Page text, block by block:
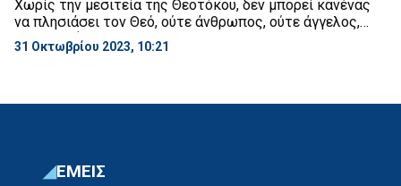
Χωρίς την μεσιτεία της Θεοτόκου, δεν μπορεί κανένας
να πλησιάσει τον Θεό, ούτε άνθρωπος, ούτε άγγελος,
διότι αυτή μόνη βρίσκεται στο σημείο μεταξύ της
Ακτίστου Αγίας Τριάδος και της κτιστής φύσεως των
Τριάδος, επειδή είναι αληθινά Μητέρα του […]
31 Οκτωβρίου 2023, 10:21
ΕΜΕΙΣ